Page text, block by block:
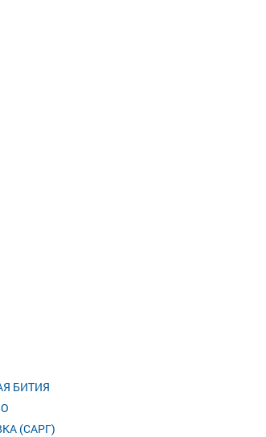
БИТИЯ
(САРГ)